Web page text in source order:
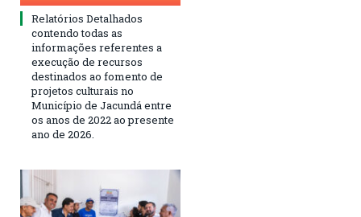
Relatórios Detalhados
contendo todas as
informações referentes a
execução de recursos
destinados ao fomento de
projetos culturais no
Município de Jacundá entre
os anos de 2022 ao presente
ano de 2026.